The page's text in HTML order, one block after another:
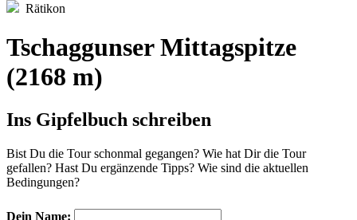
Rätikon
Tschaggunser Mittagspitze
(2168 m)
Ins Gipfelbuch schreiben
Bist Du die Tour schonmal gegangen? Wie hat Dir die Tour
gefallen? Hast Du ergänzende Tipps? Wie sind die aktuellen
Bedingungen?
Dein Name: